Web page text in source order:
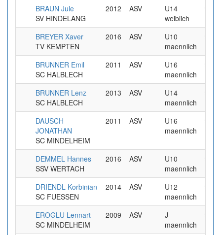
BRAUN Jule
SV HINDELANG
2012 ASV
U14
weiblich
BREYER Xaver
TV KEMPTEN
2016 ASV
U10
maennlich
BRUNNER Emil
SC HALBLECH
2011 ASV
U16
maennlich
BRUNNER Lenz
SC HALBLECH
2013 ASV
U14
maennlich
DAUSCH
JONATHAN
SC MINDELHEIM
2011 ASV
U16
maennlich
DEMMEL Hannes
SSV WERTACH
2016 ASV
U10
maennlich
DRIENDL Korbinian
SC FUESSEN
2014 ASV
U12
maennlich
EROGLU Lennart
SC MINDELHEIM
2009 ASV
J
maennlich